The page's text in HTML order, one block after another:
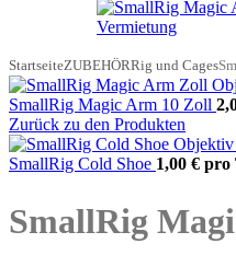
StartseiteZUBEHÖRRig und Cages
SmallRig Magic Arm 10 Zoll
Zurück zu den Produkten
SmallRig Cold Shoe 1,00 € pro
SmallRig